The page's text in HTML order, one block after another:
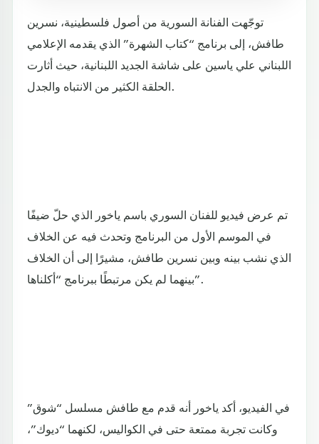
توجّهت الفنانة السورية من أصول فلسطينية، نسرين
طافش، إلى برنامج “كتاب الشهرة” الذي يقدمه الإعلامي
اللبناني علي ياسين على شاشة الجديد اللبنانية، حيث أثارت
الحلقة الكثير من الانتباه والجدل.
تم عرض فيديو للفنان السوري باسم ياخور الذي حلّ ضيفًا
في الموسم الأول من البرنامج وتحدث فيه عن الخلاف
الذي نشب بينه وبين نسرين طافش، مشيرًا إلى أن الخلاف
بينهما لم يكن مرتبطًا ببرنامج “أكلناها”.
في الفيديو، أكد ياخور أنه قدم مع طافش مسلسل “شوق”
وكانت تجربة ممتعة حتى في الكواليس، لكنهما “ديوك”،